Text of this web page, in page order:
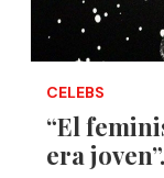
CELEBS
“El
era